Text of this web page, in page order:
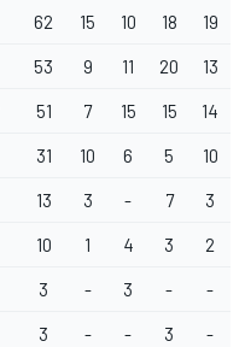
62 15 10 18 19
53 9 11 20 13
51 7 15 15 14
31 10 6 5 10
13 3 - 7 3
10 1 4 3 2
3 - 3 - -
3 - - 3 -